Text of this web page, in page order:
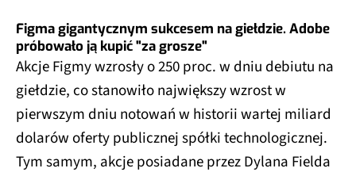
Figma gigantycznym sukcesem na giełdzie. Adobe
próbowało ją kupić "za grosze"
Akcje Figmy wzrosły o 250 proc. w dniu debiutu na
giełdzie, co stanowiło największy wzrost w
pierwszym dniu notowań w historii wartej miliard
dolarów oferty publicznej spółki technologicznej.
Tym samym, akcje posiadane przez Dylana Fielda